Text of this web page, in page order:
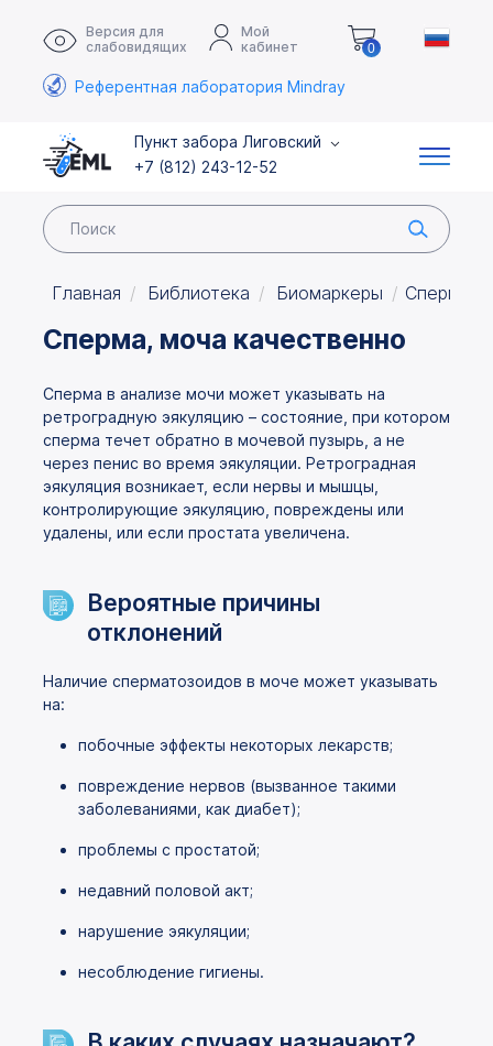
Версия для
слабовидящих
Мой
кабинет
0
Референтная лаборатория Mindray
Пункт забора Лиговский
+7 (812) 243-12-52
Главная Библиотека Биомаркеры Сперма,
Сперма, моча качественно
Сперма в анализе мочи может указывать на
ретроградную эякуляцию – состояние, при котором
сперма течет обратно в мочевой пузырь, а не
через пенис во время эякуляции. Ретроградная
эякуляция возникает, если нервы и мышцы,
контролирующие эякуляцию, повреждены или
удалены, или если простата увеличена.
Вероятные причины
отклонений
Наличие сперматозоидов в моче может указывать
на:
побочные эффекты некоторых лекарств;
повреждение нервов (вызванное такими
заболеваниями, как диабет);
проблемы с простатой;
недавний половой акт;
нарушение эякуляции;
несоблюдение гигиены.